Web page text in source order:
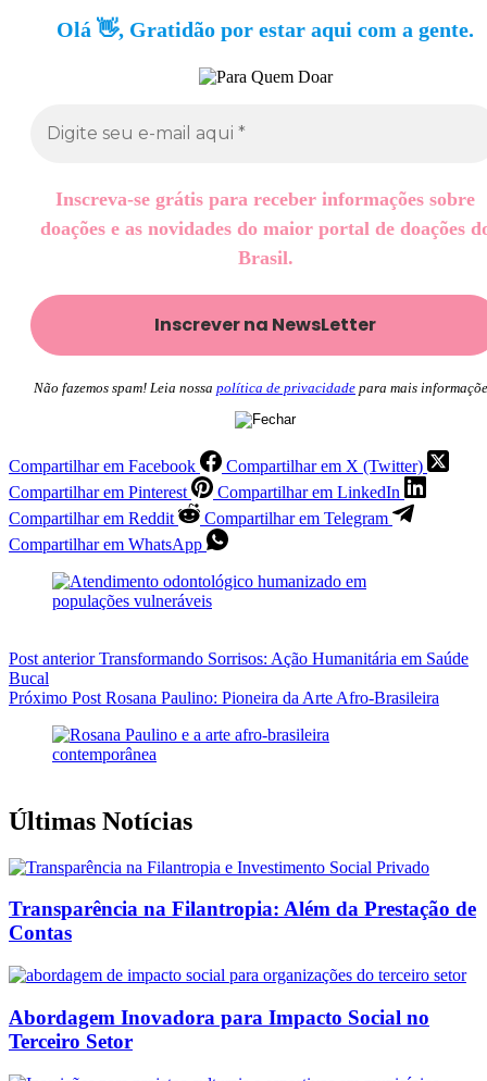
Olá 👋, Gratidão por estar aqui com a gente.
Inscreva-se grátis para receber informações sobre
doações e as novidades do maior portal de doações
Brasil.
Não fazemos spam! Leia nossa política de privacidade para mais
Compartilhar em Facebook
Compartilhar em X (Twitter)
Compartilhar em Pinterest
Compartilhar em LinkedIn
Compartilhar em Reddit
Compartilhar em Telegram
Compartilhar em WhatsApp
Post anteriorTransformando Sorrisos: Ação Humanitária em Saúde
Bucal
Próximo Post Rosana Paulino: Pioneira da Arte Afro-Brasileira
Últimas Notícias
Transparência na Filantropia: Além da Prestação de
Contas
Abordagem Inovadora para Impacto Social no
Terceiro Setor